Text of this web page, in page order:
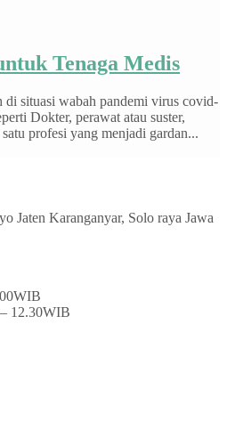
Tenaga Medis
situasi wabah pandemi virus covid-
Dokter, perawat atau suster,
profesi yang menjadi gardan...
Jaten Karanganyar, Solo raya Jawa
12.30WIB